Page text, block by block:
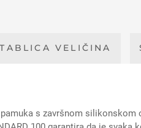
TABLICA VELIČINA
s završnom